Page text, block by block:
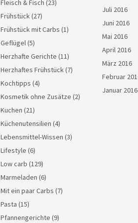
Fleisch & Fisch (23)
Frühstück(27)
Frühstück mit Carbs (1)
Geflügel(5)
Herzhafte Gerichte (11)
Herzhaftes Frühstück(7)
Kochtipps (4)
Kosmetik ohne Zusätze (2)
Kuchen (21)
Küchenutensilien (4)
Lebensmittel-Wissen (3)
Lifestyle (6)
Low carb (129)
Marmeladen (6)
Mit ein paar Carbs (7)
Pasta (15)
Pfannengerichte (9)
Juli 2016
Juni 2016
Mai 2016
April 2016
März 2016
Februar
Januar 2016